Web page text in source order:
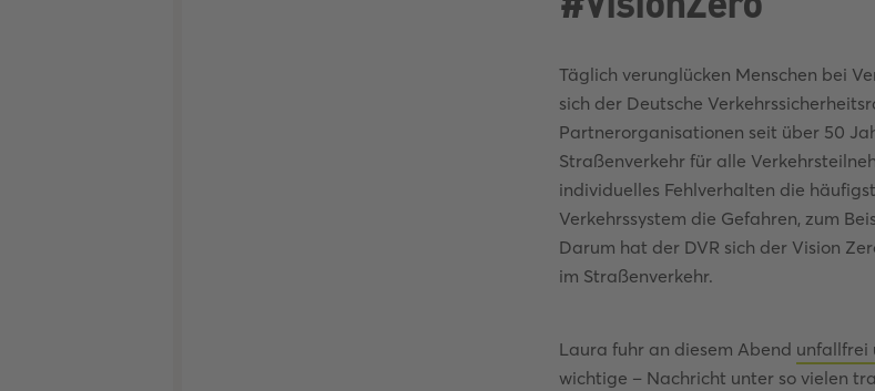
Täglich verunglücken Menschen bei
sich der Deutsche
Partnerorganisationen seit über 50
Straßenverkehr für alle
individuelles Fehlverhalten die
Verkehrssystem die Gefahren, zum
Darum hat der DVR sich der Vision
im Straßenverkehr.
Laura fuhr an diesem Abend unfallfrei
wichtige – Nachricht unter so vielen